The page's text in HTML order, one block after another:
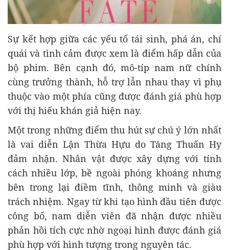
Sự kết hợp giữa các yếu tố tái sinh, phá án, chí
quái và tình cảm được xem là điểm hấp dẫn của
bộ phim. Bên cạnh đó, mô-típ nam nữ chính
cùng trưởng thành, hỗ trợ lẫn nhau thay vì phụ
thuộc vào một phía cũng được đánh giá phù hợp
với thị hiếu khán giả hiện nay.
Một trong những điểm thu hút sự chú ý lớn nhất
là vai diễn Lận Thừa Hựu do Tăng Thuấn Hy
đảm nhận. Nhân vật được xây dựng với tính
cách nhiều lớp, bề ngoài phóng khoáng nhưng
bên trong lại điềm tĩnh, thông minh và giàu
trách nhiệm. Ngay từ khi tạo hình đầu tiên được
công bố, nam diễn viên đã nhận được nhiều
phản hồi tích cực nhờ ngoại hình được đánh giá
phù hợp với hình tượng trong nguyên tác.